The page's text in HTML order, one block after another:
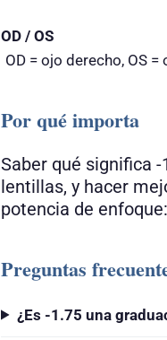
OD / OS
OD = ojo derecho, OS
Por qué importa
Saber qué significa
lentillas, y hacer
potencia de
Preguntas
¿Es -1.75 una